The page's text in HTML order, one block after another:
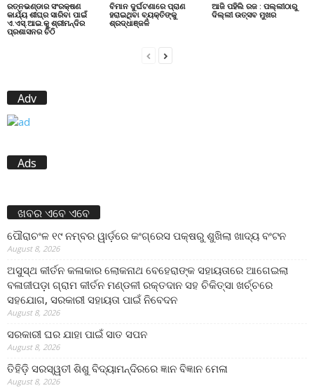
ରତ୍ନଭଣ୍ଡାର ସଂରକ୍ଷଣ
କାର୍ଯ୍ୟ ଶୀଘ୍ର ସାରିବା ପାଇଁ
ଏ.ଏସ୍.ଆଇ.କୁ ଶ୍ରୀମନ୍ଦିର
ପ୍ରଶାସନର ଚିଠି
ବିମାନ ଦୁର୍ଘଟଣାରେ ପ୍ରାଣ
ହରାଇଥିବା ବ୍ୟକ୍ତିଙ୍କୁ
ଶ୍ରଦ୍ଧାଞ୍ଜଳି
ଆଜି ପହିଲି ରଜ : ପଲ୍ଲୀଠାରୁ
ଦିଲ୍ଲୀ ଉତ୍ସବ ମୁଖର
Adv
Ads
ଖବର ଏବେ ଏବେ
ପୌରାଚଂଳ ୧୯ ନମ୍ବର ୱାର୍ଡ଼ରେ କଂଗ୍ରେସ ପକ୍ଷରୁ ଶୁଖିଲା ଖାଦ୍ୟ ବଂଟନ
August 8, 2026
ଅସୁସ୍ଥ କୀର୍ତନ କଳାକାର ଲୋକନାଥ ବେହେରାଙ୍କ ସହାୟତାରେ ଆଗେଇଲା
ବଳାଜୀପଡ଼ା ଗ୍ରାମ କୀର୍ତନ ମଣ୍ଡଳୀ ରକ୍ତଦାନ ସହ ଚିକିତ୍ସା ଖର୍ଚ୍ଚରେ
ସହଯୋଗ, ସରକାରୀ ସହାୟତା ପାଇଁ ନିବେଦନ
August 8, 2026
ସରକାରୀ ଘର ଯାହା ପାଇଁ ସାତ ସପନ
August 8, 2026
ତିହିଡି଼ ସରସ୍ୱତୀ ଶିଶୁ ବିଦ୍ୟାମନ୍ଦିରରେ ଜ୍ଞାନ ବିଜ୍ଞାନ ମେଳା
August 8, 2026